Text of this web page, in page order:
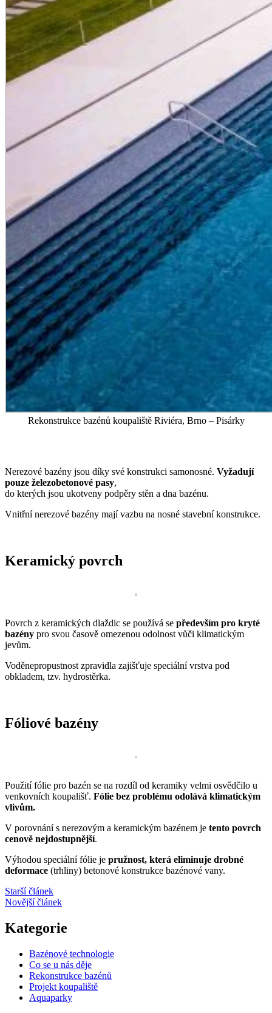
Rekonstrukce bazénů koupaliště Riviéra, Brno – Pisárky
Nerezové bazény jsou díky své konstrukci samonosné. Vyžadují
pouze železobetonové pasy,
do kterých jsou ukotveny podpěry stěn a dna bazénu.
Vnitřní nerezové bazény mají vazbu na nosné stavební konstrukce.
Keramický povrch
Povrch z keramických dlaždic se používá se především pro kryté
bazény pro svou časově omezenou odolnost vůči klimatickým
jevům.
Voděnepropustnost zpravidla zajišťuje speciální vrstva pod
obkladem, tzv. hydrostěrka.
Fóliové bazény
Použití fólie pro bazén se na rozdíl od keramiky velmi osvědčilo u
venkovních koupališť. Fólie bez problému odolává klimatickým
vlivům.
V porovnání s nerezovým a keramickým bazénem je tento povrch
cenově nejdostupnější.
Výhodou speciální fólie je pružnost, která eliminuje drobné
deformace (trhliny) betonové konstrukce bazénové vany.
Starší článek
Novější článek
Kategorie
Bazénové technologie
Co se u nás děje
Rekonstrukce bazénů
Projekt koupaliště
Aquaparky